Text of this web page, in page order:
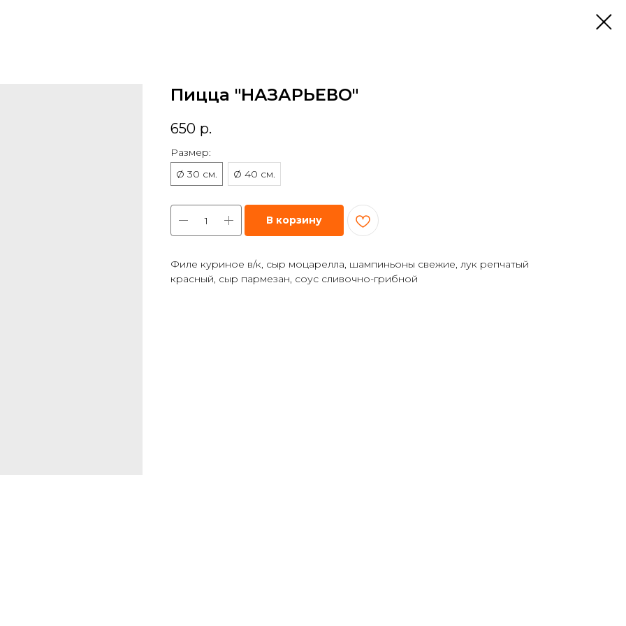
Пицца "НАЗАРЬЕВО"
650 р.
Размер:
Ø 30 см.
Ø 40 см.
В корзину
Филе куриное в/к, сыр моцарелла, шампиньоны свежие, лук репчатый
красный, сыр пармезан, соус сливочно-грибной